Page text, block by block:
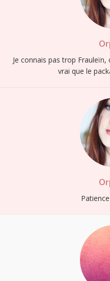
Je connais pas trop Frauleïn,
vrai que le